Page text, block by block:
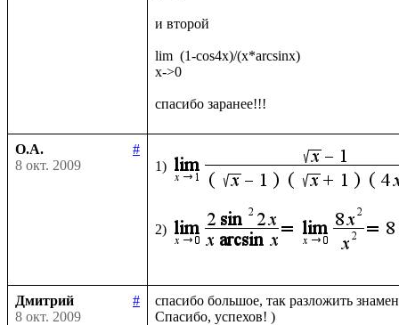
и второй
lim  (1-cos4x)/(x*arcsinx)
x->0
О.А.
#
8 окт. 2009
1)
2)
Дмитрий
#
8 окт. 2009
спасибо большое, так разложить